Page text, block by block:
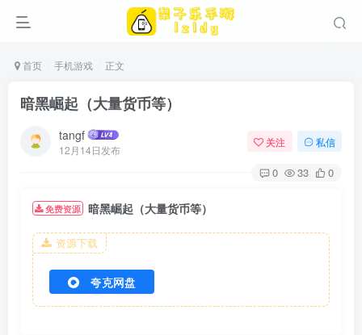
首页 手机游戏 正文
暗黑崛起（大量货币等）
tangf
12月14日发布
关注 私信
0 33 0
免费资源 暗黑崛起（大量货币等）
资源下载
夸克网盘